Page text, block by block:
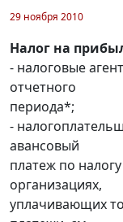
29 ноября 2010
Налог на
- налоговые
отчетного
периода*;
-
авансовый
платеж по
организациях,
уплачивающих